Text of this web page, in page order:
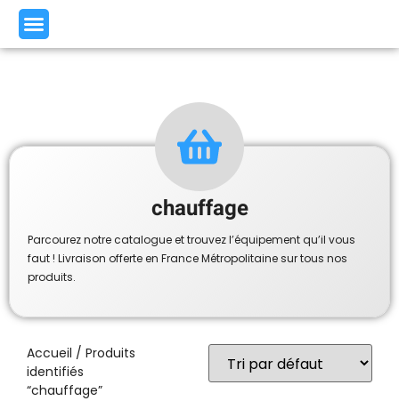
chauffage
Parcourez notre catalogue et trouvez l’équipement qu’il vous
faut ! Livraison offerte en France Métropolitaine sur tous nos
produits.
Accueil / Produits
identifiés
“chauffage”